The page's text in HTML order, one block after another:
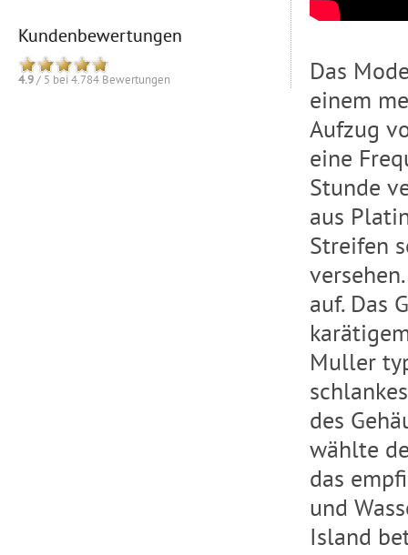
Kundenbewertungen
4.9/ 5 bei4.784 Bewertungen
Das
einem
Aufzug
eine
Stunde
aus
Streifen
auf. Das
Muller
des
wählte
das
und
Island